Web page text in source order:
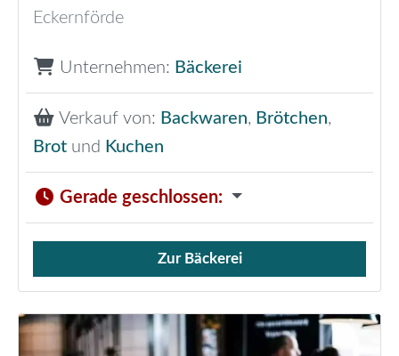
Eckernförde
Unternehmen: Bäckerei
Verkauf von: Backwaren, Brötchen,
Brot und Kuchen
Gerade geschlossen:
Verkauf von Brötchen,
Zur Bäckerei